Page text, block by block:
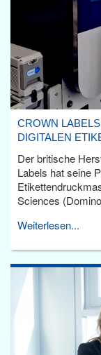
CROWN
DIGITALEN
Der britische
Labels hat seine
Sciences
Weiterlesen...